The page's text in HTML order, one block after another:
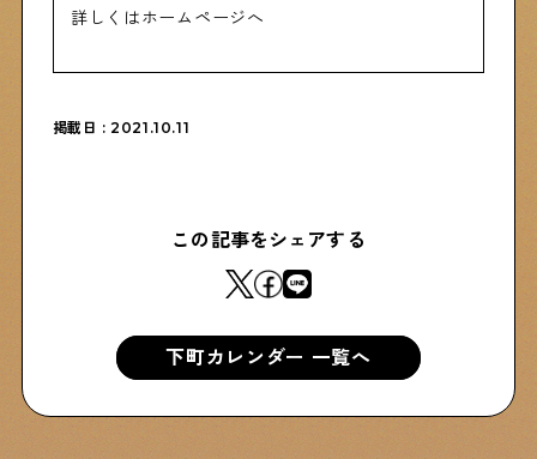
シタマチコウベについて
Stay Home
下町寫眞
詳しくはホームページへ
掲載日 : 2021.10.11
この記事をシェアする
下町カレンダー 一覧へ